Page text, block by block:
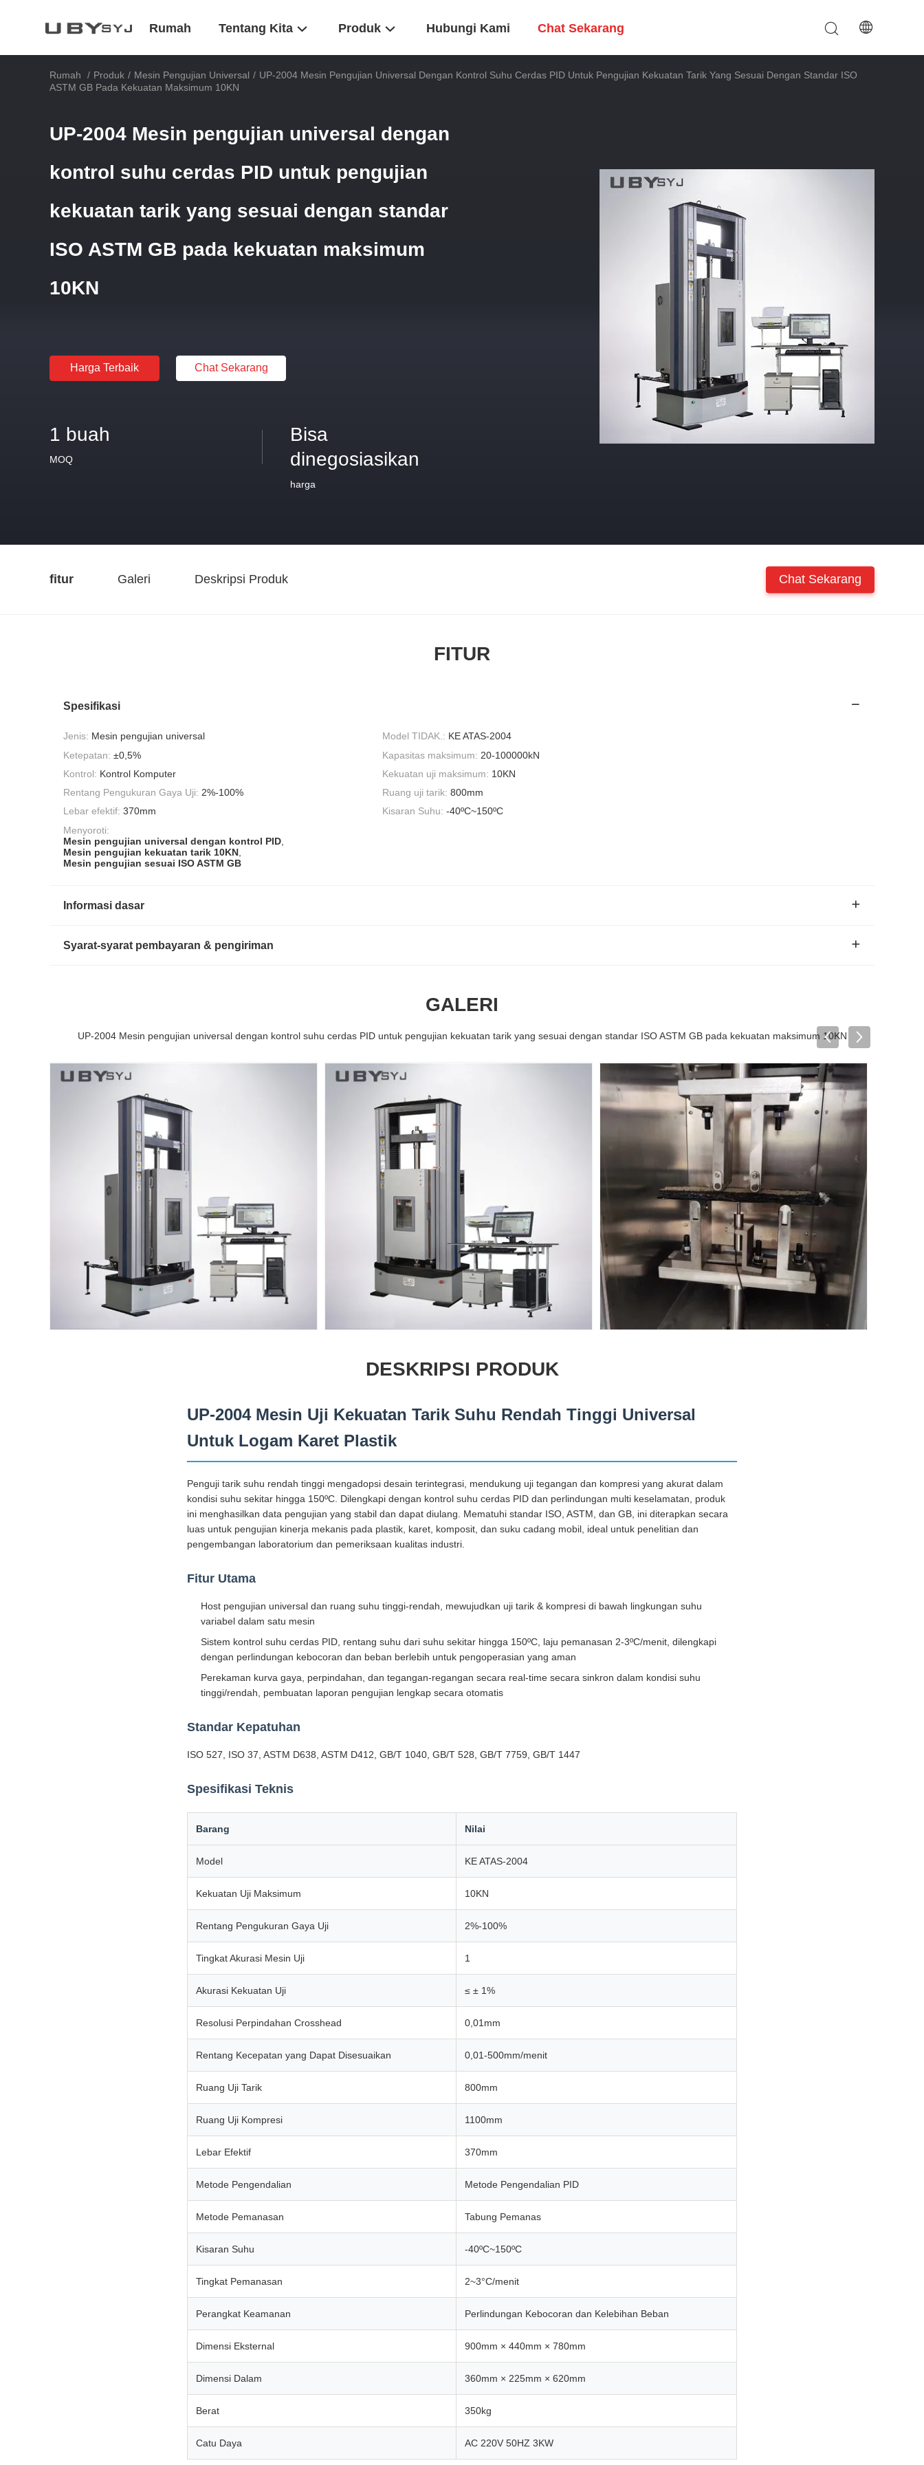
Rumah Tentang Kita Produk Hubungi Kami Chat Sekarang
Rumah / Produk / Mesin Pengujian Universal / UP-2004 Mesin Pengujian Universal Dengan Kontrol Suhu Cerdas PID Untuk Pengujian Kekuatan Tarik Yang Sesuai Dengan Standar ISO
ASTM GB Pada Kekuatan Maksimum 10KN
UP-2004 Mesin pengujian universal dengan
kontrol suhu cerdas PID untuk pengujian
kekuatan tarik yang sesuai dengan standar
ISO ASTM GB pada kekuatan maksimum
10KN
Harga Terbaik Chat Sekarang
1 buah
MOQ
Bisa
dinegosiasikan
harga
fitur Galeri Deskripsi Produk Chat Sekarang
FITUR
Spesifikasi
Jenis: Mesin pengujian universal Model TIDAK.: KE ATAS-2004
Ketepatan: ±0,5% Kapasitas maksimum: 20-100000kN
Kontrol: Kontrol Komputer Kekuatan uji maksimum: 10KN
Rentang Pengukuran Gaya Uji: 2%-100% Ruang uji tarik: 800mm
Lebar efektif: 370mm Kisaran Suhu: -40ºC~150ºC
Menyoroti:
Mesin pengujian universal dengan kontrol PID
Mesin pengujian kekuatan tarik 10KN
Mesin pengujian sesuai ISO ASTM GB
Informasi dasar
Syarat-syarat pembayaran & pengiriman
GALERI
UP-2004 Mesin pengujian universal dengan kontrol suhu cerdas PID untuk pengujian kekuatan tarik yang sesuai dengan standar ISO ASTM GB pada kekuatan maksimum 10KN
DESKRIPSI PRODUK
UP-2004 Mesin Uji Kekuatan Tarik Suhu Rendah Tinggi Universal
Untuk Logam Karet Plastik
Penguji tarik suhu rendah tinggi mengadopsi desain terintegrasi, mendukung uji tegangan dan kompresi yang akurat dalam
kondisi suhu sekitar hingga 150ºC. Dilengkapi dengan kontrol suhu cerdas PID dan perlindungan multi keselamatan, produk
ini menghasilkan data pengujian yang stabil dan dapat diulang. Mematuhi standar ISO, ASTM, dan GB, ini diterapkan secara
luas untuk pengujian kinerja mekanis pada plastik, karet, komposit, dan suku cadang mobil, ideal untuk penelitian dan
pengembangan laboratorium dan pemeriksaan kualitas industri.
Fitur Utama
Host pengujian universal dan ruang suhu tinggi-rendah, mewujudkan uji tarik & kompresi di bawah lingkungan suhu
variabel dalam satu mesin
Sistem kontrol suhu cerdas PID, rentang suhu dari suhu sekitar hingga 150ºC, laju pemanasan 2-3ºC/menit, dilengkapi
dengan perlindungan kebocoran dan beban berlebih untuk pengoperasian yang aman
Perekaman kurva gaya, perpindahan, dan tegangan-regangan secara real-time secara sinkron dalam kondisi suhu
tinggi/rendah, pembuatan laporan pengujian lengkap secara otomatis
Standar Kepatuhan
ISO 527, ISO 37, ASTM D638, ASTM D412, GB/T 1040, GB/T 528, GB/T 7759, GB/T 1447
Spesifikasi Teknis
Barang Nilai
Model KE ATAS-2004
Kekuatan Uji Maksimum 10KN
Rentang Pengukuran Gaya Uji 2%-100%
Tingkat Akurasi Mesin Uji 1
Akurasi Kekuatan Uji ≤ ± 1%
Resolusi Perpindahan Crosshead 0,01mm
Rentang Kecepatan yang Dapat Disesuaikan 0,01-500mm/menit
Ruang Uji Tarik 800mm
Ruang Uji Kompresi 1100mm
Lebar Efektif 370mm
Metode Pengendalian Metode Pengendalian PID
Metode Pemanasan Tabung Pemanas
Kisaran Suhu -40ºC~150ºC
Tingkat Pemanasan 2~3°C/menit
Perangkat Keamanan Perlindungan Kebocoran dan Kelebihan Beban
Dimensi Eksternal 900mm × 440mm × 780mm
Dimensi Dalam 360mm × 225mm × 620mm
Berat 350kg
Catu Daya AC 220V 50HZ 3KW